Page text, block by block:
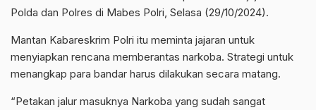
Polda dan Polres di Mabes Polri, Selasa (29/10/2024).
Mantan Kabareskrim Polri itu meminta jajaran untuk
menyiapkan rencana memberantas narkoba. Strategi untuk
menangkap para bandar harus dilakukan secara matang.
“Petakan jalur masuknya Narkoba yang sudah sangat